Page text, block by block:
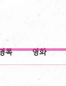
록 영화